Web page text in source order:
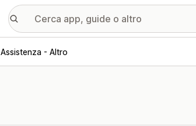
Assistenza - Altro